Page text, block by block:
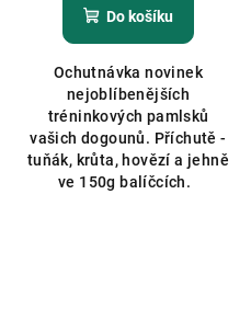
Do košíku
Ochutnávka novinek
nejoblíbenějších
tréninkových pamlsků
vašich dogounů. Příchutě -
tuňák, krůta, hovězí a jehně
ve 150g balíčcích.